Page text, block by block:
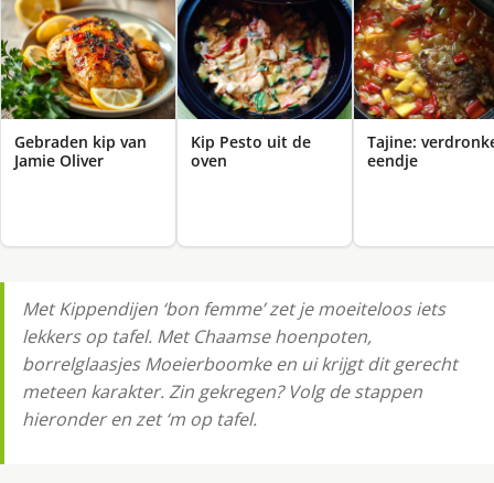
Gebraden kip van
Jamie Oliver
Kip Pesto uit de
oven
Tajine:
eendje
Met Kippendijen ‘bon femme’ zet je moeiteloos iets
lekkers op tafel. Met Chaamse hoenpoten,
borrelglaasjes Moeierboomke en ui krijgt dit gerecht
meteen karakter. Zin gekregen? Volg de stappen
hieronder en zet ‘m op tafel.